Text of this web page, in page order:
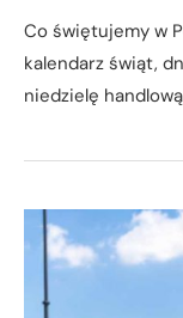
Co świętujemy w
kalendarz świąt,
niedzielę